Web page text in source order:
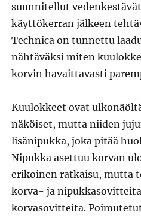
suunnitellut
käyttökerran jälkeen
Technica on tunnettu
nähtäväksi miten
korvin havaittavasti
Kuulokkeet ovat
näköiset, mutta niiden
lisänipukka, joka pitää
Nipukka asettuu korvan
erikoinen ratkaisu, mutta
korva- ja
korvasovitteita.